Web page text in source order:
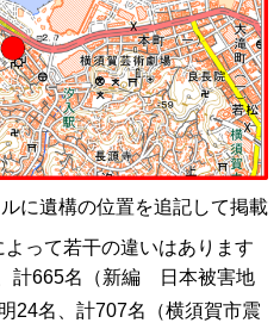
に遺構の位置を追記して掲載
って若干の違いはあります
計665名（新編 日本被害地
24名、計707名（横須賀市震